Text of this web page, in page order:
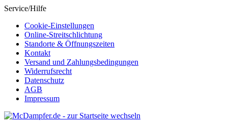
Service/Hilfe
Cookie-Einstellungen
Online-Streitschlichtung
Standorte & Öffnungszeiten
Kontakt
Versand und Zahlungsbedingungen
Widerrufsrecht
Datenschutz
AGB
Impressum